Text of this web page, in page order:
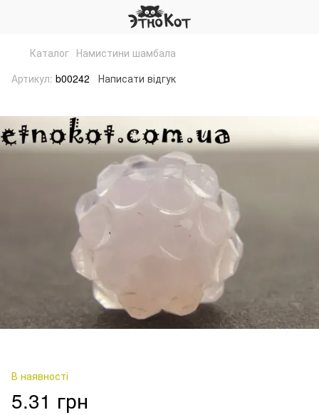
Каталог Намистини шамбала
Артикул: b00242 Написати відгук
В наявності
5.31 грн